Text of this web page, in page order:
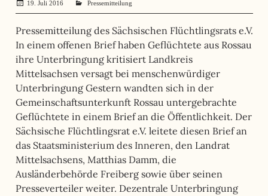
19. Juli 2016 administrator
Pressemitteilung
Pressemitteilung des Sächsischen Flüchtlingsrats e.V.
In einem offenen Brief haben Geflüchtete aus Rossau
ihre Unterbringung kritisiert Landkreis
Mittelsachsen versagt bei menschenwürdiger
Unterbringung Gestern wandten sich in der
Gemeinschaftsunterkunft Rossau untergebrachte
Geflüchtete in einem Brief an die Öffentlichkeit. Der
Sächsische Flüchtlingsrat e.V. leitete diesen Brief an
das Staatsministerium des Inneren, den Landrat
Mittelsachsens, Matthias Damm, die
Ausländerbehörde Freiberg sowie über seinen
Presseverteiler weiter. Dezentrale Unterbringung